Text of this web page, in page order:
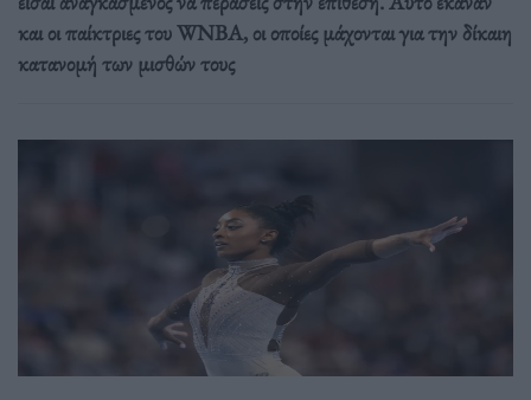
και οι παίκτριες του WNBA, οι οποίες μάχονται για την δίκαιη
κατανομή των μισθών τους